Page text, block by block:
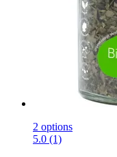
2 options
5.0 (1)